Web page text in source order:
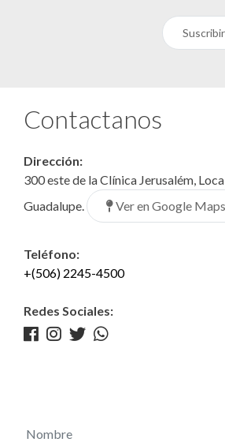
Contactanos
Dirección:
300 este de la Clínica Jerusalém,
Guadalupe.
Ver en Google Maps
Teléfono:
+(506) 2245-4500
Redes Sociales: